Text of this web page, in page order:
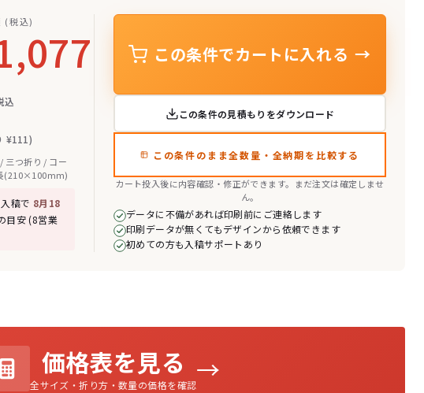
(税込)
込
¥111)
三つ折り / コー
(210×100mm)
稿で 8月18
目安 (8営業
この条件でカートに入れる →
この条件の見積もりをダウンロード
この条件のまま全数量・全納期を比較する
カート投入後に内容確認・修正ができます。まだ注文は確定しませ
ん。
データに不備があれば印刷前にご連絡します
印刷データが無くてもデザインから依頼できます
初めての方も入稿サポートあり
価格表を見る
全サイズ・折り方・数量の価格を確認→